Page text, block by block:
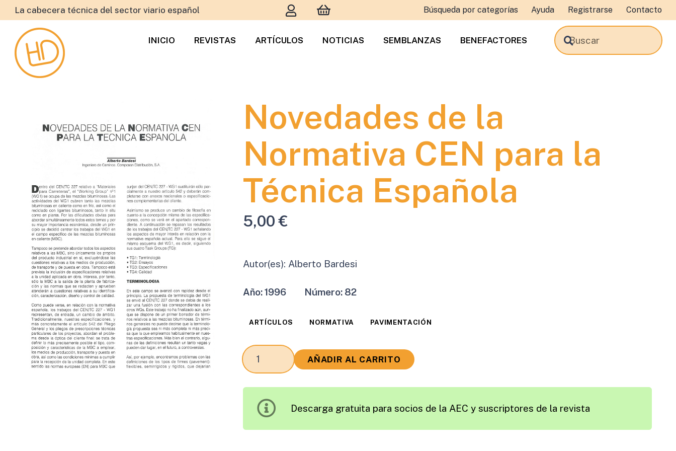
La cabecera técnica del sector viario español Búsqueda por categorías Ayuda Registrarse Contacto
INICIO REVISTAS ARTÍCULOS NOTICIAS SEMBLANZAS BENEFACTORES
Novedades de la
Normativa CEN para la
Técnica Española
5,00€
Autor(es): Alberto Bardesi
Año:1996 Número: 82
ARTÍCULOS NORMATIVA PAVIMENTACIÓN
Novedades
de
CEN
AÑADIR AL CARRITO
Descarga gratuita para socios de la AEC y suscriptores de la revista